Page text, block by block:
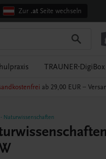
Zur .atSeite wechseln
TRAUNER-DigiBox
ab 29,00 EUR –
Naturwissenschaften